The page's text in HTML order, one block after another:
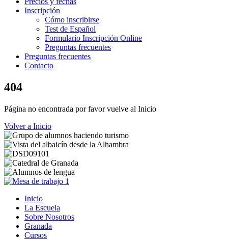
Inscripción
Cómo inscribirse
Test de Español
Formulario Inscripción Online
Preguntas frecuentes
Preguntas frecuentes
Contacto
404
Página no encontrada por favor vuelve al Inicio
Volver a Inicio
Inicio
La Escuela
Sobre Nosotros
Granada
Cursos